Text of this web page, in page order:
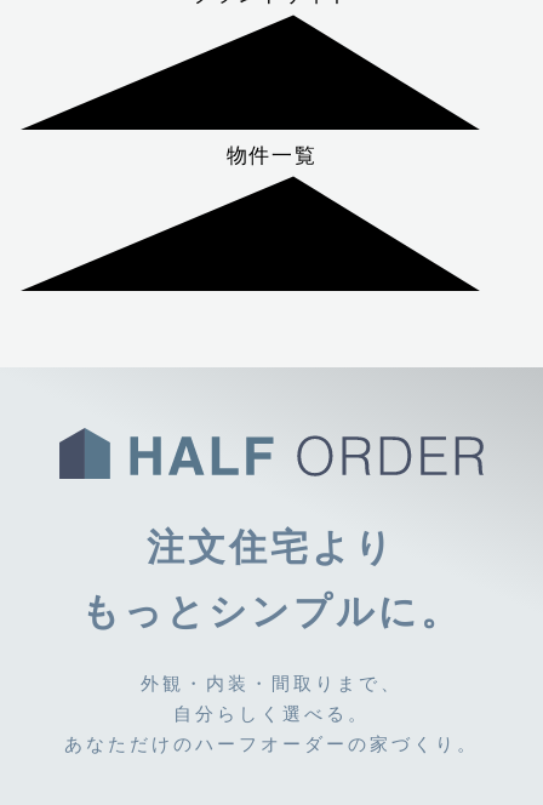
物件一覧
注文住宅より
もっとシンプルに。
外観・内装・間取りまで、
自分らしく選べる。
あなただけのハーフオーダーの家づくり。